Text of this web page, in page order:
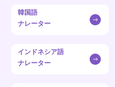
韓国語
ナレーター
インドネシア語
ナレーター